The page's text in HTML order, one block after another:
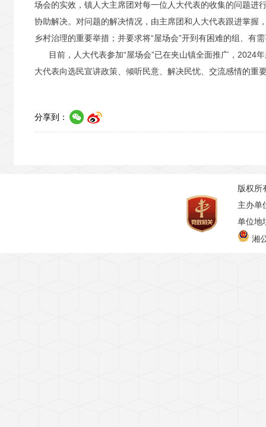
场会的实效，镇人大主席团对每一位人大代表的收集的问题进
协助解决。对问题的解决情况，由主席团和人大代表跟进掌握
乡村治理的重要举措；并要求将“屋场会”开到有困难的组、
目前，人大代表参加“屋场会”已在夹山镇全面推广，2024
大代表向选民宣讲政策、倾听民意、解决民忧、交流感情的重
分享到：
版权所
主办单
单位地
湘